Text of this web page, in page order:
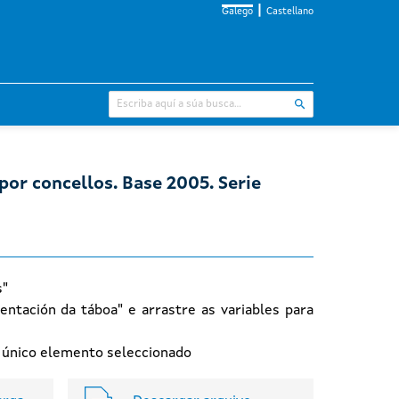
Galego Castellano
concellos. Base 2005. Serie
da táboa" e arrastre as variables para
elemento seleccionado